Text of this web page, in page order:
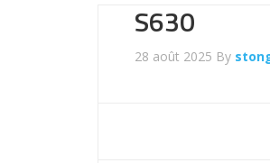
S630
28 août 2025 By